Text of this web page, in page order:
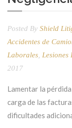
Posted By Shield
Accidentes de
Laborales Lesiones
2017
Lamentar la
carga de las
dificultades